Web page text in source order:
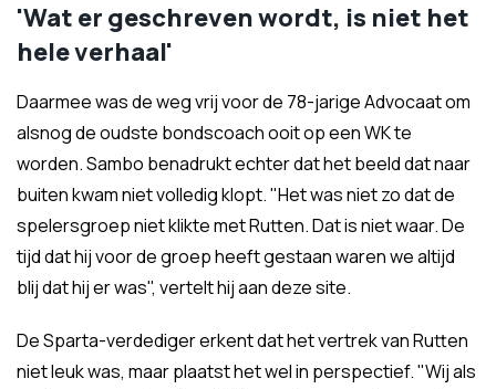
'Wat er geschreven wordt, is niet het
hele verhaal'
Daarmee was de weg vrij voor de 78-jarige Advocaat om
alsnog de oudste bondscoach ooit op een WK te
worden. Sambo benadrukt echter dat het beeld dat naar
buiten kwam niet volledig klopt. "Het was niet zo dat de
spelersgroep niet klikte met Rutten. Dat is niet waar. De
tijd dat hij voor de groep heeft gestaan waren we altijd
blij dat hij er was", vertelt hij aan deze site.
De Sparta-verdediger erkent dat het vertrek van Rutten
niet leuk was, maar plaatst het wel in perspectief. "Wij als